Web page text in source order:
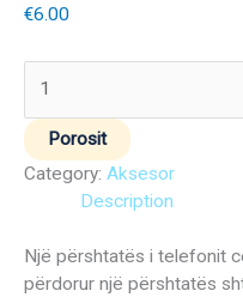
€6.00
Porosit
Category: Aksesor
Description
Një përshtatës i telefonit
përdorur një përshtatës